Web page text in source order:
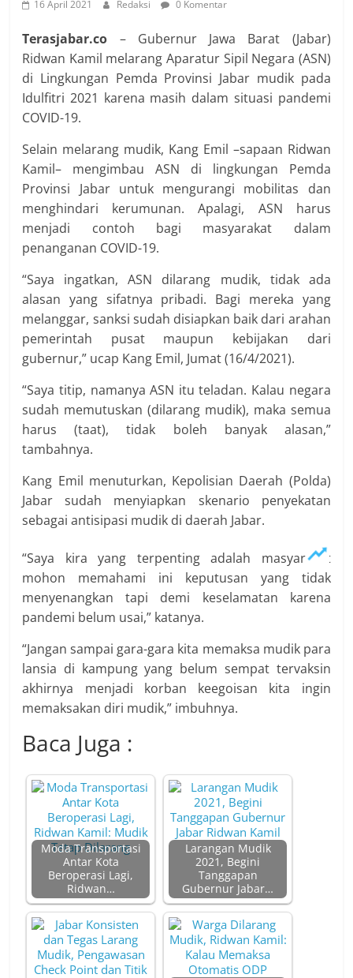
16 April 2021 Redaksi 0 Komentar
Terasjabar.co – Gubernur Jawa Barat (Jabar)
Ridwan Kamil melarang Aparatur Sipil Negara (ASN)
di Lingkungan Pemda Provinsi Jabar mudik pada
Idulfitri 2021 karena masih dalam situasi pandemi
COVID-19.
Selain melarang mudik, Kang Emil –sapaan Ridwan
Kamil– mengimbau ASN di lingkungan Pemda
Provinsi Jabar untuk mengurangi mobilitas dan
menghindari kerumunan. Apalagi, ASN harus
menjadi contoh bagi masyarakat dalam
penanganan COVID-19.
“Saya ingatkan, ASN dilarang mudik, tidak ada
alasan yang sifatnya pribadi. Bagi mereka yang
melanggar, sanksi sudah disiapkan baik dari arahan
pemerintah pusat maupun kebijakan dari
gubernur,” ucap Kang Emil, Jumat (16/4/2021).
“Saya titip, namanya ASN itu teladan. Kalau negara
sudah memutuskan (dilarang mudik), maka semua
harus (taat), tidak boleh banyak alasan,”
tambahnya.
Kang Emil menuturkan, Kepolisian Daerah (Polda)
Jabar sudah menyiapkan skenario penyekatan
sebagai antisipasi mudik di daerah Jabar.
“Saya kira yang terpenting adalah masyarakat
mohon memahami ini keputusan yang tidak
menyenangkan tapi demi keselamatan karena
pandemi belum usai,” katanya.
“Jangan sampai gara-gara kita memaksa mudik para
lansia di kampung yang belum sempat tervaksin
akhirnya menjadi korban keegoisan kita ingin
memaksakan diri mudik,” imbuhnya.
Baca Juga :
Moda Transportasi
Antar Kota
Beroperasi Lagi,
Ridwan…
Larangan Mudik
2021, Begini
Tanggapan
Gubernur Jabar…